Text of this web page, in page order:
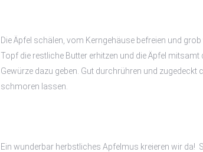
Die Äpfel schälen, vom Kerngehäuse befreien und
Topf die restliche Butter erhitzen und die Äpfel mitsamt
Gewürze dazu geben. Gut durchrühren und zugedeckt
schmoren lassen.
Ein wunderbar herbstliches Apfelmus kreieren wir da!